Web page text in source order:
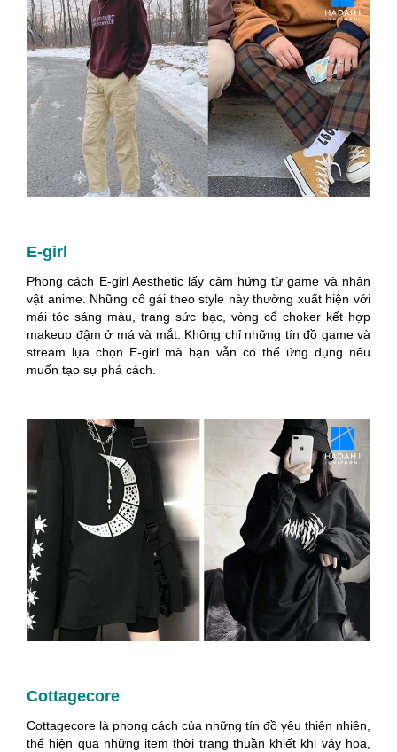
E-girl
Phong cách E-girl Aesthetic lấy cảm hứng từ game và nhân
vật anime. Những cô gái theo style này thường xuất hiện với
mái tóc sáng màu, trang sức bạc, vòng cổ choker kết hợp
makeup đậm ở má và mắt. Không chỉ những tín đồ game và
stream lựa chọn E-girl mà bạn vẫn có thể ứng dụng nếu
muốn tạo sự phá cách.
Cottagecore
Cottagecore là phong cách của những tín đồ yêu thiên nhiên,
thể hiện qua những item thời trang thuần khiết khi váy hoa,